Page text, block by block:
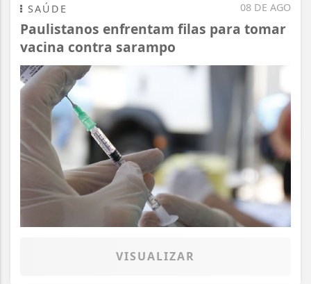
08 DE AGO
SAÚDE
Paulistanos enfrentam filas para tomar
vacina contra sarampo
VISUALIZAR